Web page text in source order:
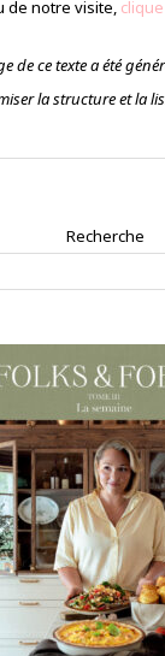
de notre visite,
de ce texte a été
la structure et la
Recherche